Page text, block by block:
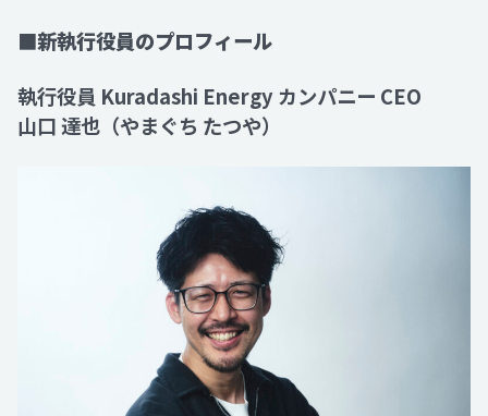
■新執行役員のプロフィール
執行役員 Kuradashi Energy カンパニー CEO
山口 達也（やまぐち たつや）